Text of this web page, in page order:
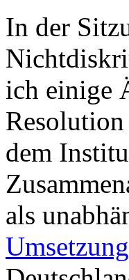
In der
ich einige
dem
als